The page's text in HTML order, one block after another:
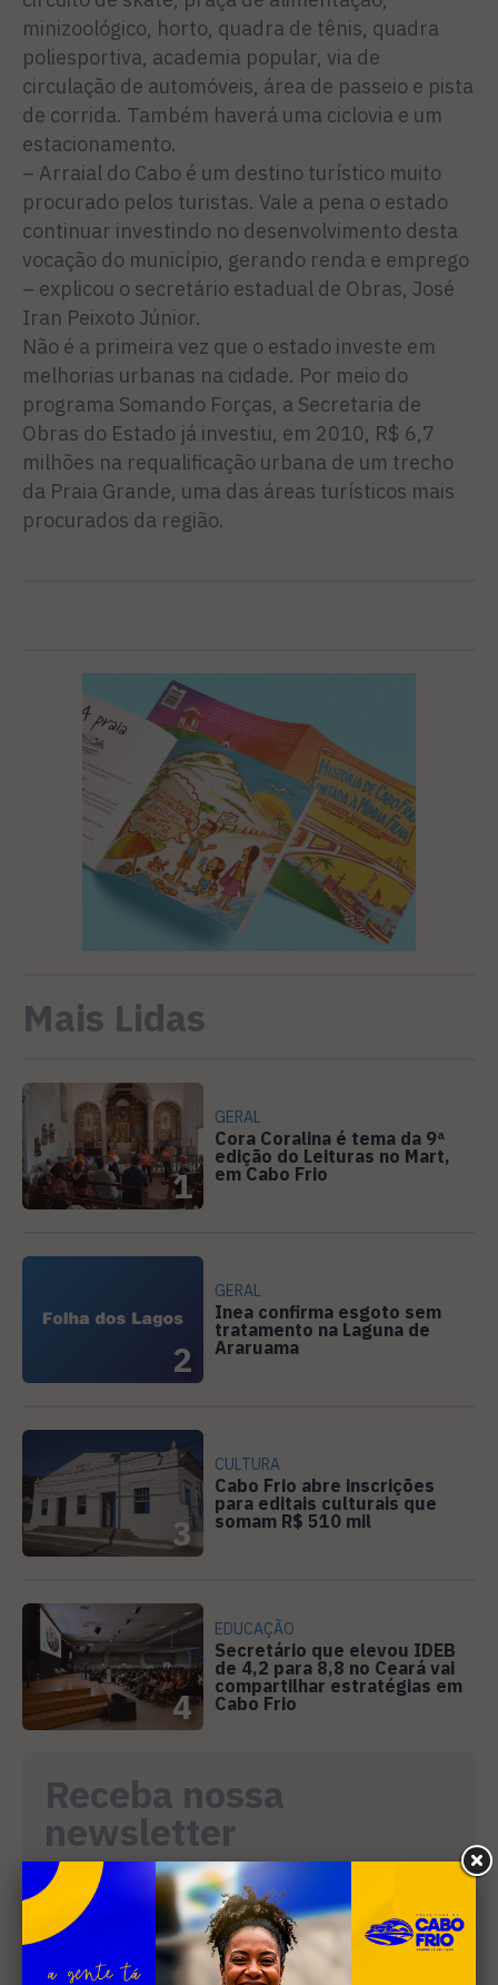
minizoológico, horto, quadra de tênis, quadra
poliesportiva, academia popular, via de
circulação de automóveis, área de passeio e pista
de corrida. Também haverá uma ciclovia e um
estacionamento.
– Arraial do Cabo é um destino turístico muito
procurado pelos turistas. Vale a pena o estado
continuar investindo no desenvolvimento desta
vocação do município, gerando renda e emprego
– explicou o secretário estadual de Obras, José
Iran Peixoto Júnior.
Não é a primeira vez que o estado investe em
melhorias urbanas na cidade. Por meio do
programa Somando Forças, a Secretaria de
Obras do Estado já investiu, em 2010, R$ 6,7
milhões na requalificação urbana de um trecho
da Praia Grande, uma das áreas turísticos mais
procurados da região.
Mais Lidas
1
GERAL
Cora Coralina é tema da 9ª
edição do Leituras no Mart,
em Cabo Frio
2
GERAL
Inea confirma esgoto sem
tratamento na Laguna de
Araruama
3
CULTURA
Cabo Frio abre inscrições
para editais culturais que
somam R$ 510 mil
4
EDUCAÇÃO
Secretário que elevou IDEB
de 4,2 para 8,8 no Ceará vai
compartilhar estratégias em
Cabo Frio
Receba nossa
newsletter